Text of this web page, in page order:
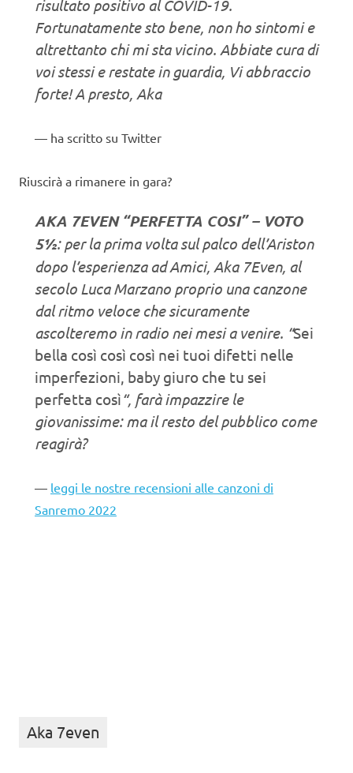
risultato positivo al COVID-19.
Fortunatamente sto bene, non ho sintomi e
altrettanto chi mi sta vicino. Abbiate cura di
voi stessi e restate in guardia, Vi abbraccio
forte! A presto, Aka
ha scritto su Twitter
Riuscirà a rimanere in gara?
AKA 7EVEN “PERFETTA COSI” – VOTO
5½: per la prima volta sul palco dell’Ariston
dopo l’esperienza ad Amici, Aka 7Even, al
secolo Luca Marzano proprio una canzone
dal ritmo veloce che sicuramente
ascolteremo in radio nei mesi a venire. “Sei
bella così così così nei tuoi difetti nelle
imperfezioni, baby giuro che tu sei
perfetta così“, farà impazzire le
giovanissime: ma il resto del pubblico come
reagirà?
leggi le nostre recensioni alle canzoni di
Sanremo 2022
Aka 7even